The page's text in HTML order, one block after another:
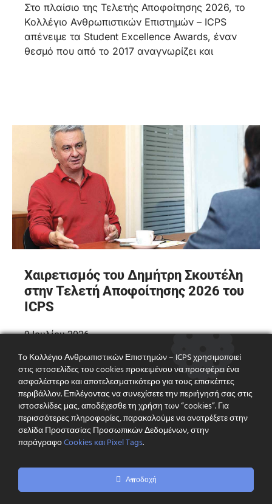
Στο πλαίσιο της Τελετής Αποφοίτησης 2026, το
Κολλέγιο Ανθρωπιστικών Επιστημών – ICPS
απένειμε τα Student Excellence Awards, έναν
θεσμό που από το 2017 αναγνωρίζει και
Χαιρετισμός του Δημήτρη Σκουτέλη
στην Τελετή Αποφοίτησης 2026 του
ICPS
9 Ιουλίου 2026
Στην Τελετή Αποφοίτησης 2026 του Κολλεγίου
Ανθρωπιστικών Επιστημών – ICPS, είχαμε την
τιμή να δεχθούμε τον χαιρετισμό του Προέδρου
της Ένωσης Νοσηλευτών Ελλάδας (ΕΝΕ), κ.
To Κολλέγιο Ανθρωπιστικών Επιστημών – ICPS χρησιμοποιεί
στις ιστοσελίδες του cookies προκειμένου να προσφέρει ένα
ασφαλέστερο και αποτελεσματικότερο για τους επισκέπτες
περιβάλλον. Επιλέγοντας να συνεχίσετε την περιήγησή σας στις
ιστοσελίδες μας, αποδέχεσθε τη χρήση των “cookies”. Για
περισσότερες πληροφορίες, παρακαλούμε να ανατρέξετε στην
σελίδα Προστασίας Προσωπικών Δεδομένων, στην
παράγραφοCookies και Pixel Tags.
Αποδοχή
ενδιαφέροντος